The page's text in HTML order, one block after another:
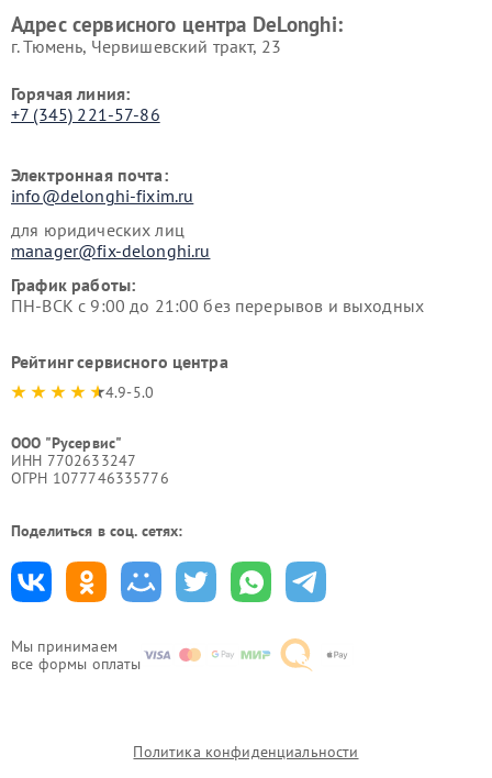
Мы принимаем
все формы оплаты
Адрес сервисного центра DeLonghi:
г. Тюмень, ​Червишевский тракт, 23
Горячая линия:
+7 (345) 221-57-86
Электронная почта:
info@delonghi-fixim.ru
для юридических лиц
manager@fix-delonghi.ru
График работы:
ПН-ВСК с 9:00 до 21:00 без перерывов и выходных
Рейтинг сервисного центра
4.9-5.0
ООО "Русервис"
ИНН 7702633247
ОГРН 1077746335776
Поделиться в соц. сетях:
Политика конфиденциальности